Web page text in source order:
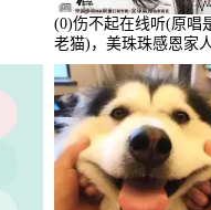
(0)伤不起在线听(原唱
老猫)，美珠珠感恩家
点播:80218次